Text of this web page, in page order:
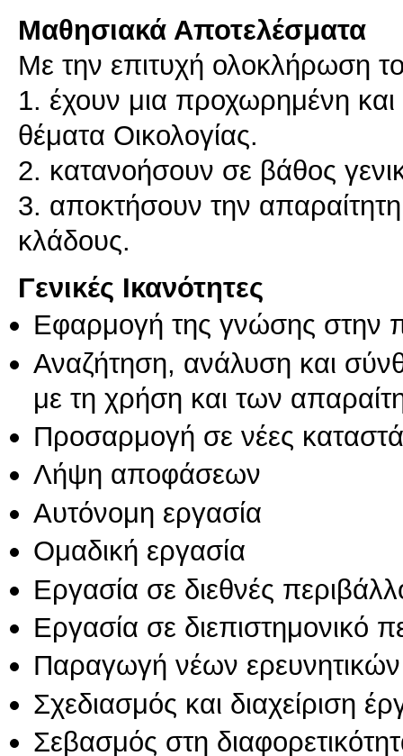
Μαθησιακά Αποτελέσματα
Με την επιτυχή ολοκλήρωση
1. έχουν μια προχωρημένη
θέματα Οικολογίας.
2. κατανοήσουν σε βάθος
3. αποκτήσουν την
κλάδους.
Γενικές Ικανότητες
Εφαρμογή της γνώσης στην
Αναζήτηση, ανάλυση και
με τη χρήση και των
Προσαρμογή σε νέες
Λήψη αποφάσεων
Αυτόνομη εργασία
Ομαδική εργασία
Εργασία σε διεθνές
Εργασία σε διεπιστημονικό
Παραγωγή νέων
Σχεδιασμός και διαχείριση
Σεβασμός στη